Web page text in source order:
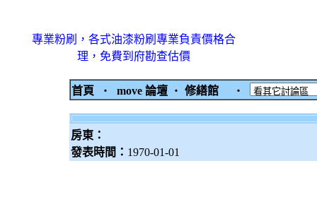
專業粉刷，各式油漆粉刷專業負責價格合
理，免費到府勘查估價
首頁 ‧ move 論壇 ‧ 修繕館 ‧
房東：
發表時間： 1970-01-01